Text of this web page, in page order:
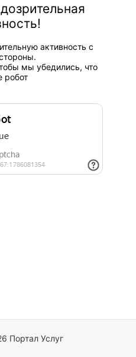
активность с
мы убедились, что
робот
Портал Услуг